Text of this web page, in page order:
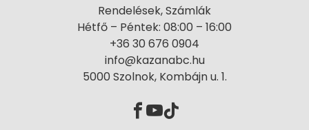
Rendelések, Számlák
Hétfő – Péntek: 08:00 – 16:00
+36 30 676 0904
info@kazanabc.hu
5000 Szolnok, Kombájn u. 1.